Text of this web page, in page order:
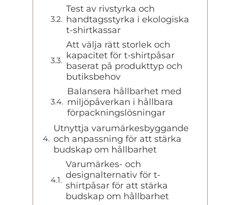
Test av rivstyrka och
handtagsstyrka i ekologiska
t-shirtkassar
Att välja rätt storlek och
kapacitet för t-shirtpåsar
baserat på produkttyp och
butiksbehov
Balansera hållbarhet med
miljöpåverkan i hållbara
förpackningslösningar
Utnyttja varumärkesbyggande
och anpassning för att stärka
budskap om hållbarhet
Varumärkes- och
designalternativ för t-
shirtpåsar för att stärka
budskap om hållbarhet